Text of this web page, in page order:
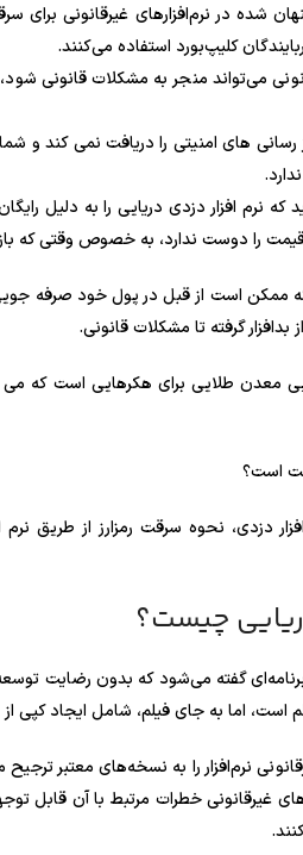
می‌تواند منجر به مشکلات
رسانی های امنیتی را دریافت نمی کند و
نرم افزار دزدی دریایی را به دلیل
قیمت را دوست ندارد، به خصوص وقتی که
ممکن است از قبل در پول خود صرفه جویی
گرفته تا مشکلات قانونی.
معدن طلایی برای هکرهایی است که
است؟
دزدی، نحوه سرقت رمزارز از طریق
چیست؟
برنامه‌ای گفته می‌شود که بدون رضایت
است، اما به جای فیلم، شامل ایجاد کپی
نرم‌افزار را به نسخه‌های معتبر
غیرقانونی خطرات مرتبط با آن قابل